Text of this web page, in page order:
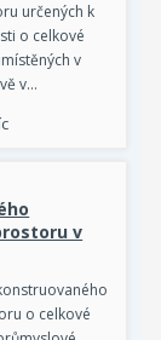
určených k
o celkové
v
v…
v
o celkové